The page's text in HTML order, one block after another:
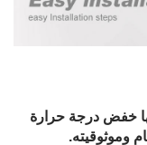
60 ملم، يمكنها خفض درجة حرارة
وموثوقيته.